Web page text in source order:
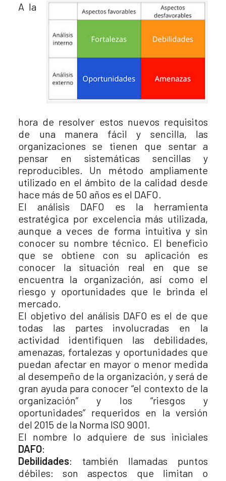
A la
hora de resolver estos nuevos requisitos
de una manera fácil y sencilla, las
organizaciones se tienen que sentar a
pensar en sistemáticas sencillas y
reproducibles. Un método ampliamente
utilizado en el ámbito de la calidad desde
hace más de 50 años es el DAFO.
El análisis DAFO es la herramienta
estratégica por excelencia más utilizada,
aunque a veces de forma intuitiva y sin
conocer su nombre técnico. El beneficio
que se obtiene con su aplicación es
conocer la situación real en que se
encuentra la organización, así como el
riesgo y oportunidades que le brinda el
mercado.
El objetivo del análisis DAFO es el de que
todas las partes involucradas en la
actividad identifiquen las debilidades,
amenazas, fortalezas y oportunidades que
puedan afectar en mayor o menor medida
al desempeño de la organización, y será de
gran ayuda para conocer “el contexto de la
organización” y los “riesgos y
oportunidades” requeridos en la versión
del 2015 de la Norma ISO 9001.
El nombre lo adquiere de sus iniciales
DAFO:
Debilidades: también llamadas puntos
débiles: son aspectos que limitan o